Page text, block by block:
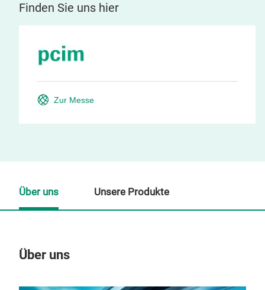
Finden Sie uns hier
Zur Messe
Über uns
Über uns Unsere Produkte